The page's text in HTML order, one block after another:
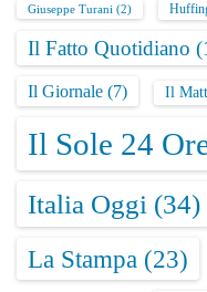
c
Giuseppe Turani (2)
Il Fatto Quotidiano
Il Giornale (7) Il
Il Sole 24
Italia Oggi (34)
La Stampa (23)